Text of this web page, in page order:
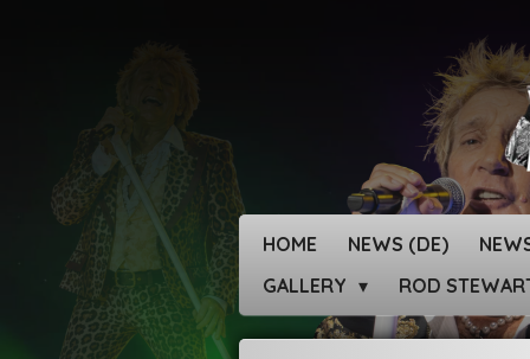
HOME NEWS (DE)
GALLERY
ROD